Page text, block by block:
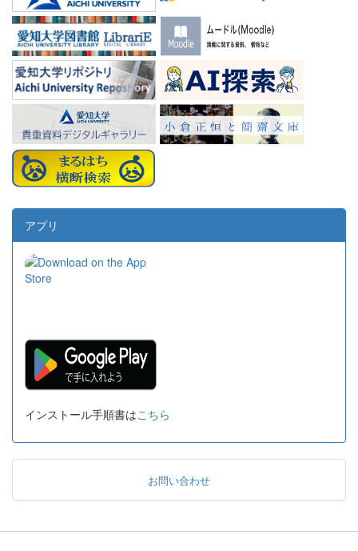
アプリ
インストール手順書はこちら
お問い合わせ